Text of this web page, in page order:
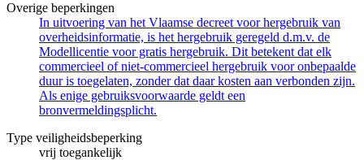
Overige beperkingen
In uitvoering van het Vlaamse decreet voor hergebruik van
overheidsinformatie, is het hergebruik geregeld d.m.v. de
Modellicentie voor gratis hergebruik. Dit betekent dat elk
commercieel of niet-commercieel hergebruik voor onbepaalde
duur is toegelaten, zonder dat daar kosten aan verbonden zijn.
Als enige gebruiksvoorwaarde geldt een
bronvermeldingsplicht.
Type veiligheidsbeperking
vrij toegankelijk